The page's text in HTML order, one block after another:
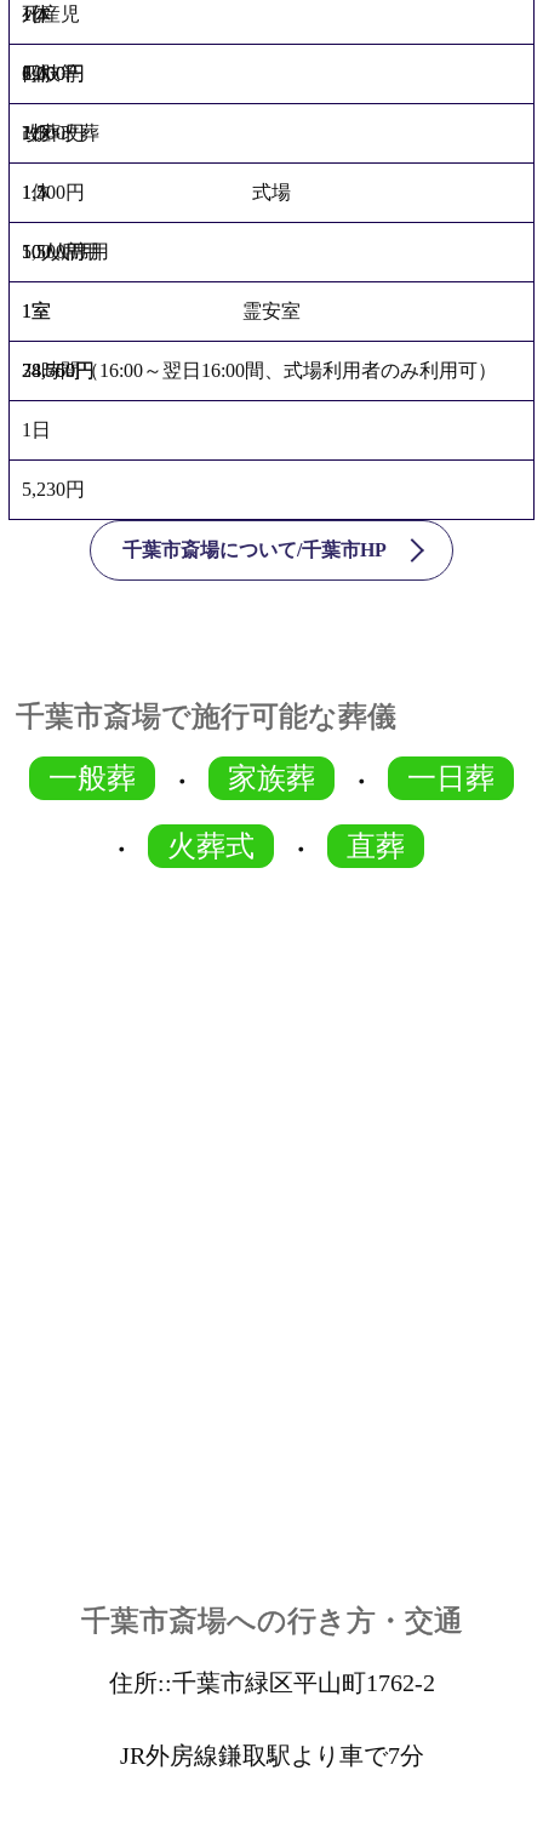
1体
6,000円
1体
3,000円
死産児
1体
1,500円
四肢等
1柩
1,500円
改葬改葬
1体
1,500円
式場
100人席用
1室
78,560円
50人席用
1室
38,750円
霊安室
24時間（16:00～翌日16:00間、式場利用者のみ利用可）
1日
5,230円
千葉市斎場について/千葉市HP
千葉市斎場で施行可能な葬儀
一般葬
・ 家族葬 ・ 一日葬
・ 火葬式 ・ 直葬
千葉市斎場への行き方・交通
住所::千葉市緑区平山町1762-2
JR外房線鎌取駅より車で7分